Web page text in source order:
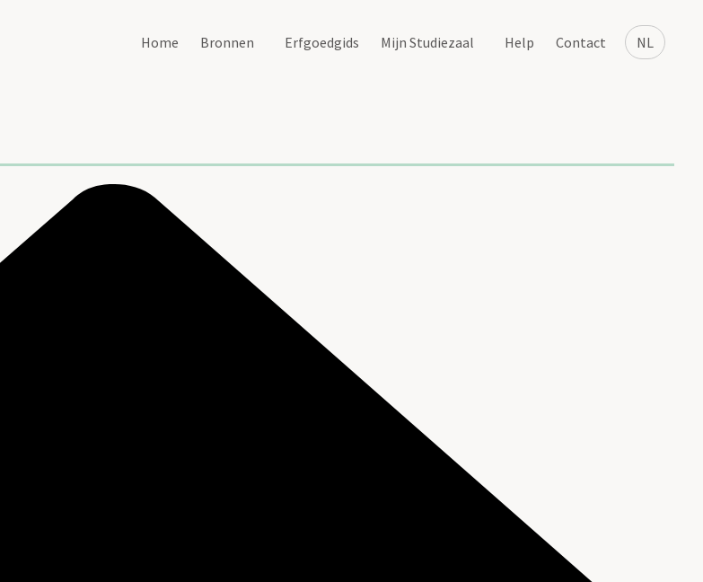
NL
Home Bronnen Erfgoedgids Mijn Studiezaal Help Contact